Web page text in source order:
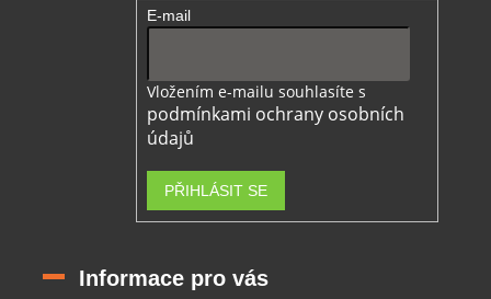
E-mail
Vložením e-mailu souhlasíte s
podmínkami ochrany osobních
údajů
PŘIHLÁSIT SE
Informace pro vás